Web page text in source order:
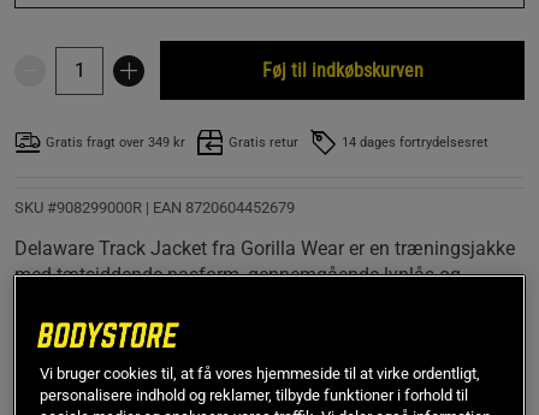
Føj til indkøbskurven
Gratis fragt over 349 kr Gratis retur 14 dages fortrydelsesret
SKU #908299000R | EAN 8720604452679
Delaware Track Jacket fra Gorilla Wear er en træningsjakke
med tætsiddende pasform, gennemgående lynlås og
materiale samt lynlåslommer gør jakken velegnet til både
træning og hverdagsbrug, hvor stil og funktion går hånd i
hånd.
Vi bruger cookies til, at få vores hjemmeside til at virke ordentligt,
personalisere indhold og reklamer, tilbyde funktioner i forhold til